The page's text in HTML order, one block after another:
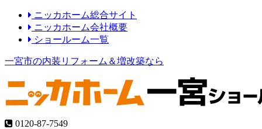
ニッカホーム総合サイト
ニッカホーム会社概要
ショールーム一覧
一宮市の内装リフォーム＆増改築なら
0120-87-7549